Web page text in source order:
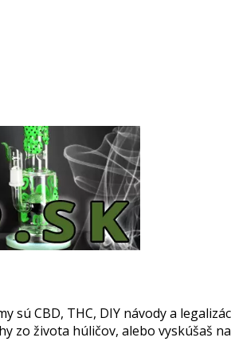
CBD, THC, DIY návody a
zo života húličov, alebo vyskúšaš